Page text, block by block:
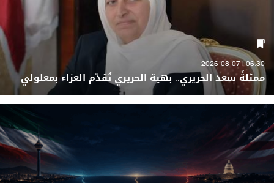
06:30 | 2026-08-07
ممثلةً سعد الحريري.. بهية الحريري تُقدّم العزاء بمعلولي